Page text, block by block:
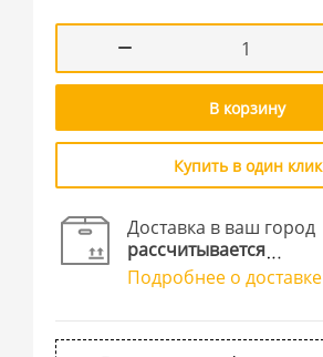
В корзину
Купить в один клик
Доставка в ваш город
рассчитывается
Подробнее о доставке